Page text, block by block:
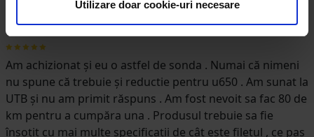
Utilizare doar cookie-uri necesare
Barbu Marian Ionut
Review scris in 26.09.2023
Am achizionat și eu o astfel de sonda . Numai că nimeni
nu spune că trebuie și reductie pentru u650 . Am sunat la
UTB și nu am primit răspuns . Am fost nevoit sa fac 80 de
km pentru a cumpăra una . Produsul trebuie sa fie
însoțit cu mai multe specificații de cât este filetul , ce pas